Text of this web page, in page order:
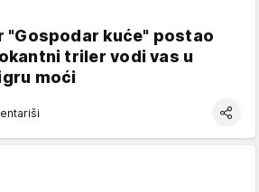
kuće" postao
triler vodi vas u
moći